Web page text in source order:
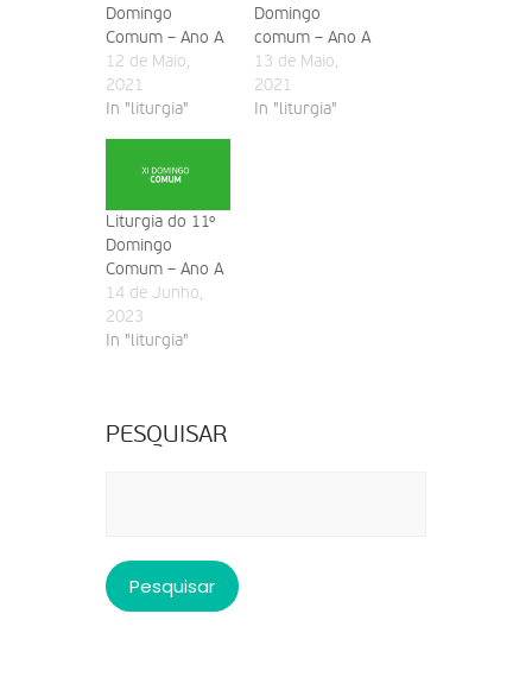
Domingo
Comum – Ano A
12 de Maio,
2021
In "liturgia"
Domingo
comum – Ano A
13 de Maio,
2021
In "liturgia"
Liturgia do 11º
Domingo
Comum – Ano A
14 de Junho,
2023
In "liturgia"
PESQUISAR